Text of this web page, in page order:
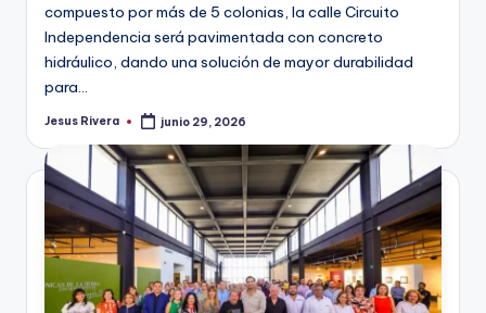
compuesto por más de 5 colonias, la calle Circuito
Independencia será pavimentada con concreto
hidráulico, dando una solución de mayor durabilidad
para…
Publicado
Jesus Rivera junio 29, 2026